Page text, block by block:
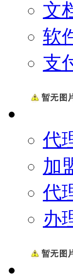
文
软
支
代
加
代
办